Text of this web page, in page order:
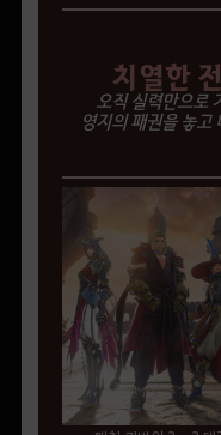
치열한
오직 실력만으로
영지의 패권을 놓